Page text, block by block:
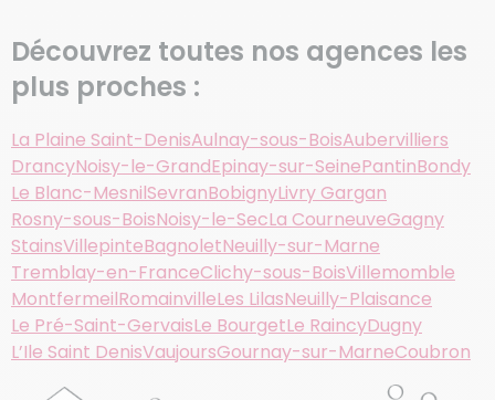
Découvrez toutes nos agences les
plus proches :
La Plaine Saint-DenisAulnay-sous-BoisAubervilliers
DrancyNoisy-le-GrandEpinay-sur-SeinePantinBondy
Le Blanc-MesnilSevranBobignyLivry Gargan
Rosny-sous-BoisNoisy-le-SecLa CourneuveGagny
StainsVillepinteBagnoletNeuilly-sur-Marne
Tremblay-en-FranceClichy-sous-BoisVillemomble
MontfermeilRomainvilleLes LilasNeuilly-Plaisance
Le Pré-Saint-GervaisLe BourgetLe RaincyDugny
L’Ile Saint DenisVaujoursGournay-sur-MarneCoubron